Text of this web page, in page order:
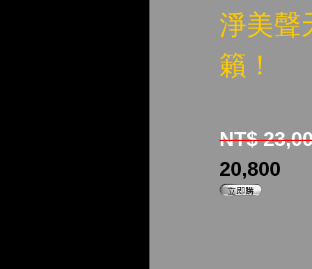
淨美聲
籟！
NT$
20,800